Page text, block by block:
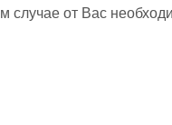
от Вас